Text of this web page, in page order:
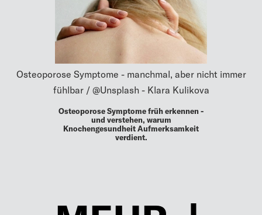
Osteoporose Symptome - manchmal, aber nicht immer
fühlbar / @Unsplash - Klara Kulikova
Osteoporose Symptome früh erkennen -
und verstehen, warum
Knochengesundheit Aufmerksamkeit
verdient.